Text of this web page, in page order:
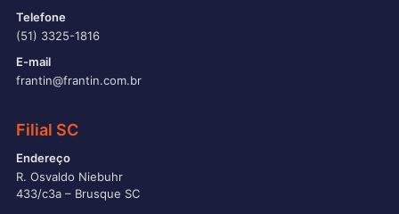
Telefone
(51) 3325-1816
E-mail
frantin@frantin.com.br
Filial SC
Endereço
R. Osvaldo Niebuhr
433/c3a – Brusque SC